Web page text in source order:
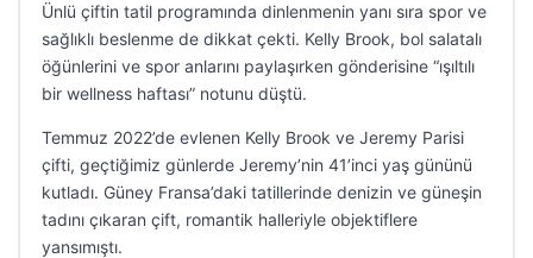
Ünlü çiftin tatil programında dinlenmenin yanı sıra spor ve
sağlıklı beslenme de dikkat çekti. Kelly Brook, bol salatalı
öğünlerini ve spor anlarını paylaşırken gönderisine “ışıltılı
bir wellness haftası” notunu düştü.
Temmuz 2022’de evlenen Kelly Brook ve Jeremy Parisi
çifti, geçtiğimiz günlerde Jeremy’nin 41’inci yaş gününü
kutladı. Güney Fransa’daki tatillerinde denizin ve güneşin
tadını çıkaran çift, romantik halleriyle objektiflere
yansımıştı.